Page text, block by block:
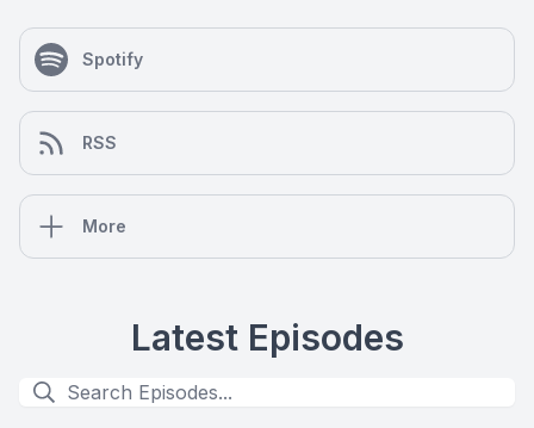
Spotify
RSS
More
Latest Episodes